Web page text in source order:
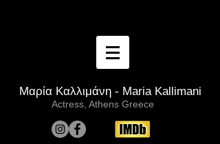
Μαρία Καλλιμάνη - Maria Kallimani
Actress, Athens Greece